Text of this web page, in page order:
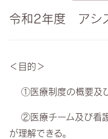
令和2年度 アシ
＜目的＞
①医療制度の概要及び
②医療チーム及び看護
が理解できる。